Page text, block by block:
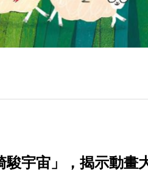
駿宇宙」，揭示動畫